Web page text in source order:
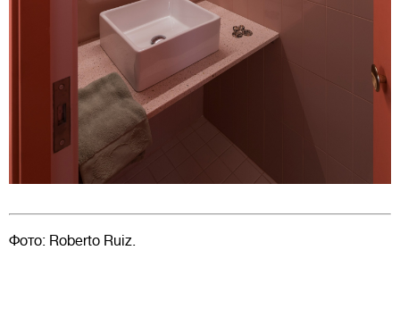
Фото: Roberto Ruiz.